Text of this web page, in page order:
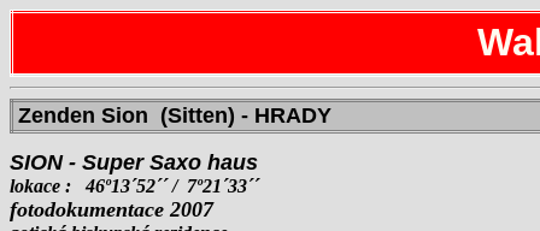
Zenden Sion (Sitten) - HRADY
SION - Super Saxo haus
lokace : 46º13´52´´ / 7º21´33´´
fotodokumentace 2007